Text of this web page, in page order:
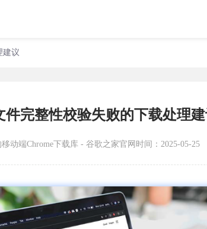
建议
件完整性校验失败的下载处理
动端Chrome下载库 - 谷歌之家官网 时间：2025-05-25